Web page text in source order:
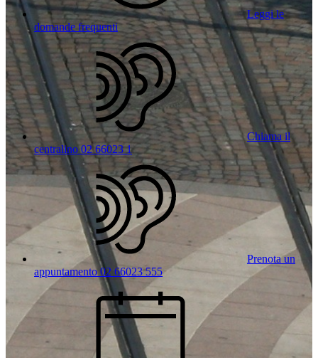
Leggi le
domande frequenti
Chiama il
centralino 02 66023 1
Prenota un
appuntamento 02 66023 555